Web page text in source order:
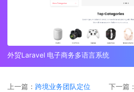
外贸Laravel 电子商务多语言系统
上一篇： 跨境业务团队定位 下一篇：